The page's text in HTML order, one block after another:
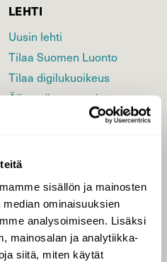
sisällön ja mainosten
ominaisuuksien
analysoimiseen. Lisäksi
mainosalan ja analytiikka-
siitä, miten käytät
LEHTI
Uusin lehti
Tilaa Suomen Luonto
Tilaa digilukuoikeus
Äänestä parasta juttua
SUOMEN LUONNON­
SUOJELU­LIITTO
Suomen Luonto -lehden
kustantaja onSuomen
luonnonsuojelu­liitto